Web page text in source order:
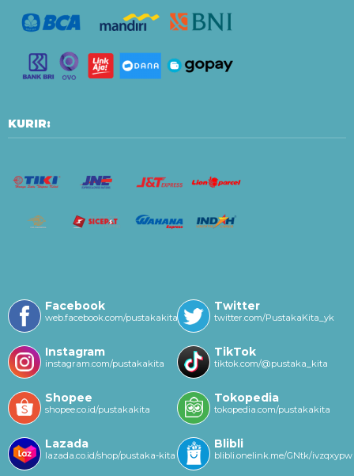
KURIR:
Facebook
web.facebook.com/pustakakitayk/
Twitter
twitter.com/PustakaKita_yk
Instagram
instagram.com/pustakakita
TikTok
tiktok.com/@pustaka_kita
Shopee
shopee.co.id/pustakakita
Tokopedia
tokopedia.com/pustakakita
Lazada
lazada.co.id/shop/pustaka-kita
Blibli
blibli.onelink.me/GNtk/ivzqxypw